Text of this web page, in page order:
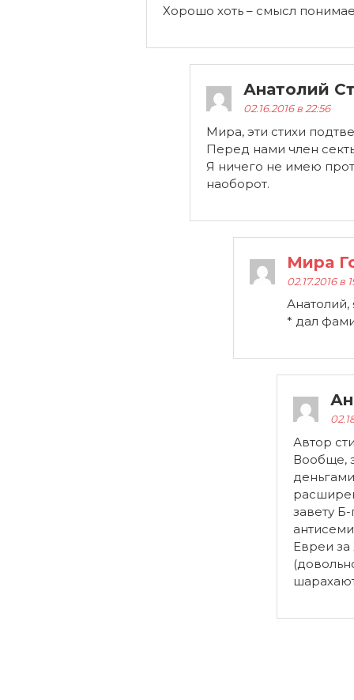
Хорошо хоть – смысл
Анатолий
02.16.2016 в 22:56
Мира, эти стихи
Перед нами член
Я ничего не имею
наоборот.
Мира
02.17.2016 в
* дал
Автор
Вообще,
завету
Евреи